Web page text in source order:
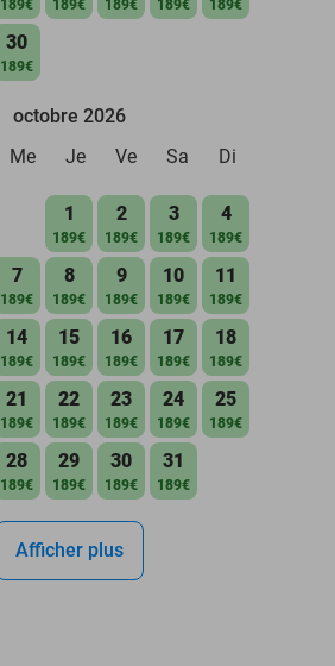
189€ 189€ 189€ 189€ 189€
30
189€
octobre 2026
Me Je Ve Sa Di
1
189€
2
189€
3
189€
4
189€
7
189€
8
189€
9
189€
10
189€
11
189€
14
189€
15
189€
16
189€
17
189€
18
189€
21
189€
22
189€
23
189€
24
189€
25
189€
28
189€
29
189€
30
189€
31
189€
Afficher plus